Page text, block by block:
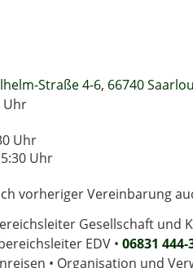
Straße 4-6, 66740
Uhr
Uhr
Uhr
vorheriger Vereinbarung
Gesellschaft und
EDV • 06831 444-
• Organisation und